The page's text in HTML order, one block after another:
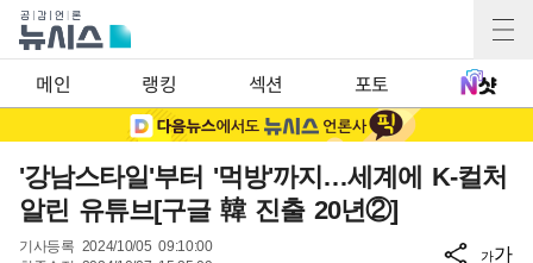
메인 랭킹 섹션 포토
'강남스타일'부터 '먹방'까지…세계에 K-컬처
알린 유튜브[구글 韓 진출 20년②]
기사등록 2024/10/05 09:10:00
가가